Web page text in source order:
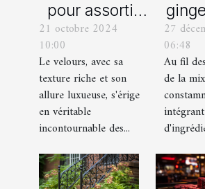
pour assortir
vos
chaussures
avec des
pantalons en
velours
21 octobre 2024
10:00
Le velours, avec sa
texture riche et son
allure luxueuse, s'érige
en véritable
incontournable des...
27
06:48
Au fil
de la